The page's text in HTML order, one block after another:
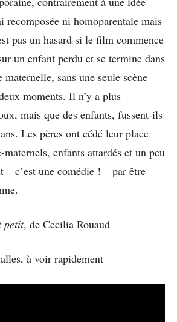
recomposée ni homoparentale mais
pas un hasard si le film commence
un enfant perdu et se termine dans
maternelle, sans une seule scène
moments. Il n’y a plus
mais que des enfants, fussent-ils
Les pères ont cédé leur place
enfants attardés et un peu
– c’est une comédie ! – par être
petit, de Cecilia Rouaud
à voir rapidement